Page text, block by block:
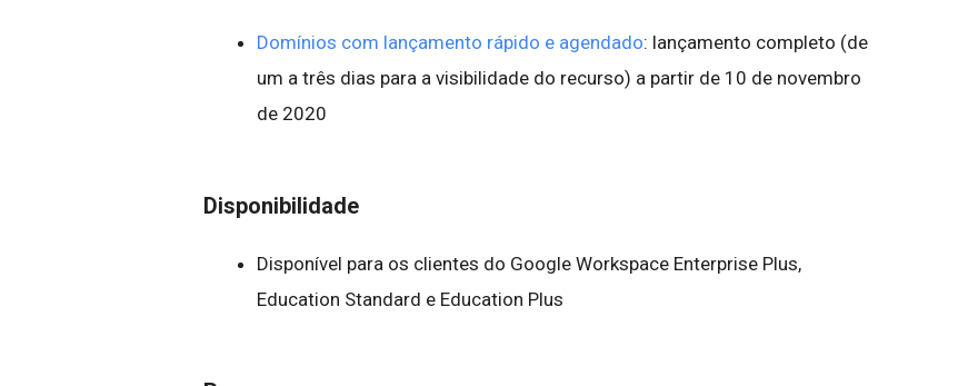
Domínios com lançamento rápido e agendado: lançamento completo (de
um a três dias para a visibilidade do recurso) a partir de 10 de novembro
de 2020
Disponibilidade
Disponível para os clientes do Google Workspace Enterprise Plus,
Education Standard e Education Plus